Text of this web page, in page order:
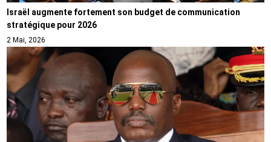
Israël augmente fortement son budget de communication
stratégique pour 2026
2 Mai, 2026